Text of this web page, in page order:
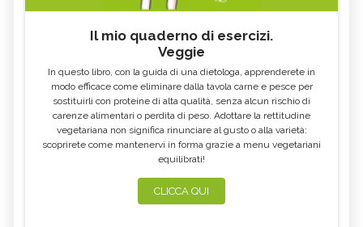
Il mio quaderno di esercizi.
Veggie
In questo libro, con la guida di una dietologa, apprenderete in
modo efficace come eliminare dalla tavola carne e pesce per
sostituirli con proteine di alta qualità, senza alcun rischio di
carenze alimentari o perdita di peso. Adottare la rettitudine
vegetariana non significa rinunciare al gusto o alla varietà:
scoprirete come mantenervi in forma grazie a menu vegetariani
equilibrati!
CLICCA QUI